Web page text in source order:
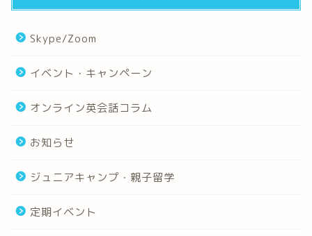
Skype/Zoom
イベント・キャンペーン
オンライン英会話コラム
お知らせ
ジュニアキャンプ・親子留学
定期イベント